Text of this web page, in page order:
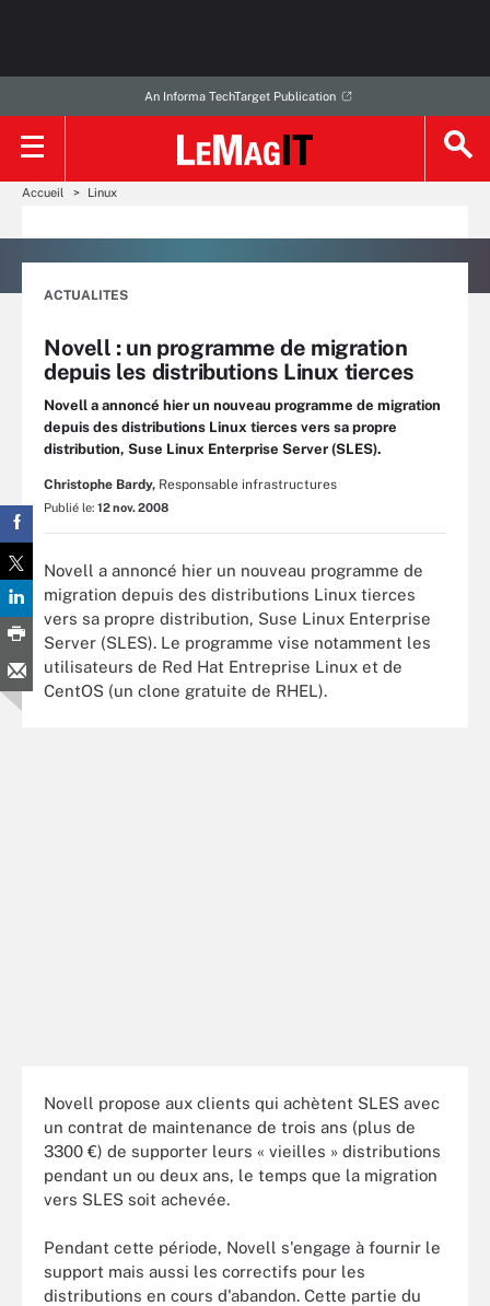
An Informa TechTarget Publication
Accueil Linux
ACTUALITES
Novell : un programme de migration
depuis les distributions Linux tierces
Novell a annoncé hier un nouveau programme de migration
depuis des distributions Linux tierces vers sa propre
distribution, Suse Linux Enterprise Server (SLES).
Christophe Bardy, Responsable infrastructures
Publié le: 12 nov. 2008
Novell a annoncé hier un nouveau programme de
migration depuis des distributions Linux tierces
vers sa propre distribution, Suse Linux Enterprise
Server (SLES). Le programme vise notamment les
utilisateurs de Red Hat Entreprise Linux et de
CentOS (un clone gratuite de RHEL).
Novell propose aux clients qui achètent SLES avec
un contrat de maintenance de trois ans (plus de
3300 €) de supporter leurs « vieilles » distributions
pendant un ou deux ans, le temps que la migration
vers SLES soit achevée.
Pendant cette période, Novell s'engage à fournir le
support mais aussi les correctifs pour les
distributions en cours d'abandon. Cette partie du